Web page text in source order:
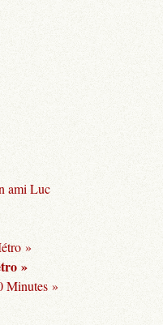
ami Luc
»
»
Minutes »